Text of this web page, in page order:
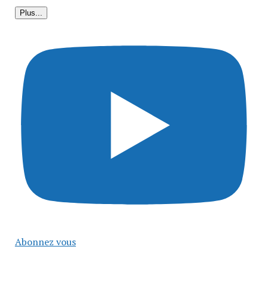
Plus...
Abonnez vous